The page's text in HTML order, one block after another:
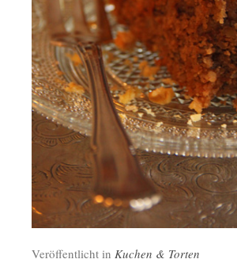
Veröffentlicht in Kuchen & Torten